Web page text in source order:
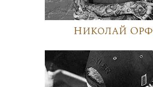
Николай Орф